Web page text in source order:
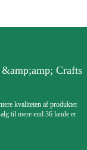
Crafts
kvaliteten af ​​produktet
til mere end 36 lande er